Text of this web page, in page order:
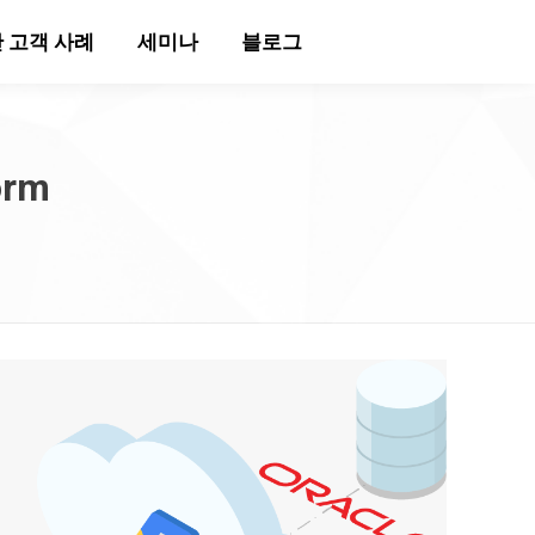
고객 사례 세미나 블로그